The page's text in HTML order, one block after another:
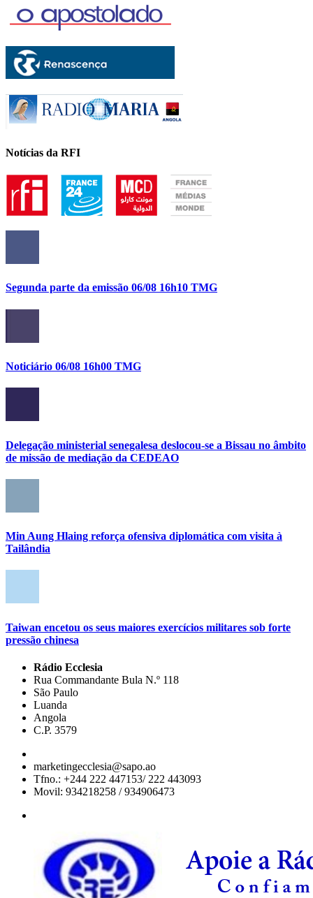
Notícias da RFI
Segunda parte da emissão 06/08 16h10 TMG
Noticiário 06/08 16h00 TMG
Delegação ministerial senegalesa deslocou-se a Bissau no âmbito
de missão de mediação da CEDEAO
Min Aung Hlaing reforça ofensiva diplomática com visita à
Tailândia
Taiwan encetou os seus maiores exercícios militares sob forte
pressão chinesa
Rádio Ecclesia
Rua Commandante Bula N.º 118
São Paulo
Luanda
Angola
C.P. 3579
marketingecclesia@sapo.ao
Tfno.: +244 222 447153/ 222 443093
Movil: 934218258 / 934906473